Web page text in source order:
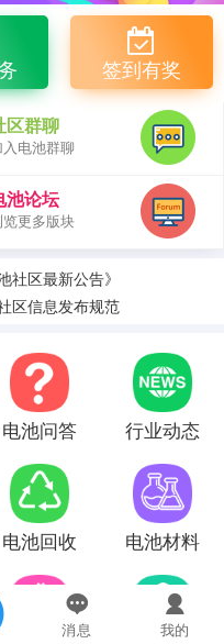
消息 我的
签到有奖
区群聊
入电池群聊
池论坛
览更多版块
社区最新公告》
区信息发布规范
电池问答 行业动态
电池回收 电池材料